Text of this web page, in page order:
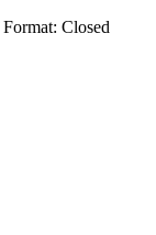
Format: Closed